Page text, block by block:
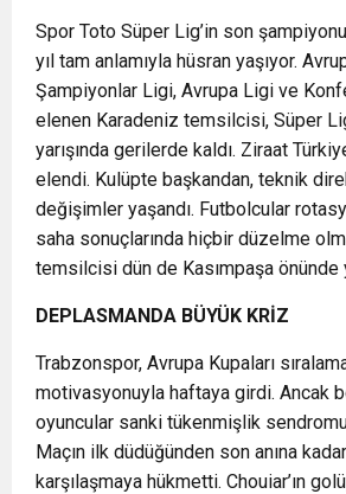
Spor Toto Süper Lig’in son
yıl tam anlamıyla hüsran yaşıyor.
Şampiyonlar Ligi, Avrupa Ligi ve
elenen Karadeniz temsilcisi, Süper
yarışında gerilerde kaldı. Ziraat
elendi. Kulüpte başkandan, teknik
değişimler yaşandı. Futbolcular
saha sonuçlarında hiçbir düzelme
temsilcisi dün de Kasımpaşa önünde
DEPLASMANDA BÜYÜK KRİZ
Trabzonspor, Avrupa Kupaları
motivasyonuyla haftaya girdi. Ancak
oyuncular sanki tükenmişlik
Maçın ilk düdüğünden son anına
karşılaşmaya hükmetti. Chouiar’ın